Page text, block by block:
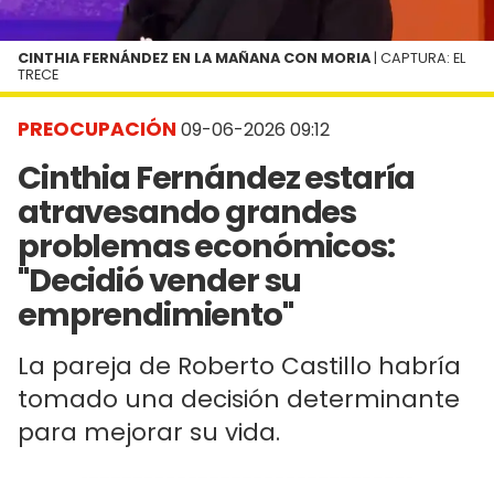
PREOCUPACIÓN 09-06-2026 09:12
Cinthia Fernández estaría
atravesando grandes
problemas económicos:
"Decidió vender su
emprendimiento"
La pareja de Roberto Castillo habría
tomado una decisión determinante
para mejorar su vida.
CINTHIA FERNÁNDEZ EN LA MAÑANA CON MORIA | CAPTURA: EL
TRECE